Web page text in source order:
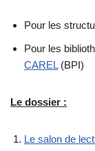
Pour les
Pour les
CAREL(BPI)
Le dossier :
Le salon de